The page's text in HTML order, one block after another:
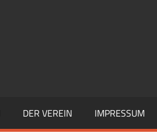
DER VEREIN IMPRESSUM